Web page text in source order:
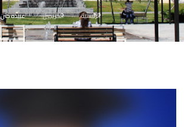
الرئيسية الخريجين عبيده جنن